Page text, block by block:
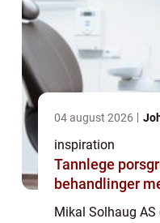
04 august 2026
inspiration
Tannlege porsgrunn
behandlinger
Mikal Solhaug AS